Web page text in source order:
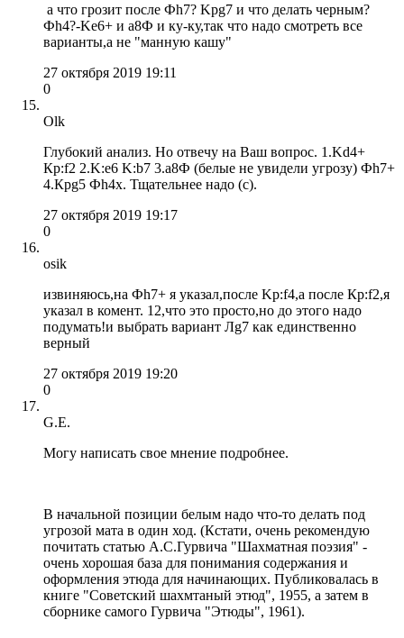
а что грозит после Фh7? Kpg7 и что делать черным?
Фh4?-Ke6+ и а8Ф и ку-ку,так что надо смотреть все
варианты,а не "манную кашу"
27 октября 2019 19:11
0
Olk
Глубокий анализ. Но отвечу на Ваш вопрос. 1.Kd4+
Кр:f2 2.K:e6 K:b7 3.a8Ф (белые не увидели угрозу) Фh7+
4.Крg5 Фh4x. Тщательнее надо (с).
27 октября 2019 19:17
0
osik
извиняюсь,на Фh7+ я указал,после Kр:f4,а после Кр:f2,я
указал в комент. 12,что это просто,но до этого надо
подумать!и выбрать вариант Лg7 как единственно
верный
27 октября 2019 19:20
0
G.E.
Могу написать свое мнение подробнее.
В начальной позиции белым надо что-то делать под
угрозой мата в один ход. (Кстати, очень рекомендую
почитать статью А.С.Гурвича "Шахматная поэзия" -
очень хорошая база для понимания содержания и
оформления этюда для начинающих. Публиковалась в
книге "Советский шахмтаный этюд", 1955, а затем в
сборнике самого Гурвича "Этюды", 1961).